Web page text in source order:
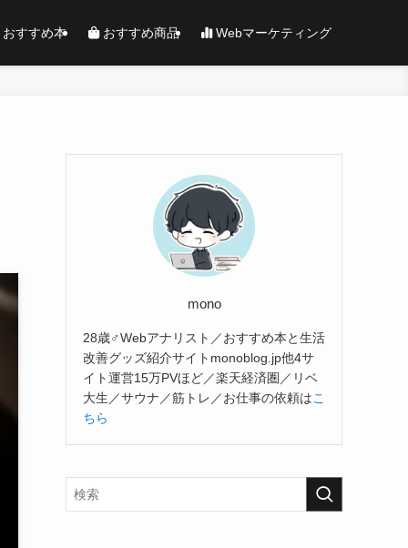
おすすめ本 おすすめ商品 Webマーケティング
mono
28歳♂Webアナリスト／おすすめ本と生活
改善グッズ紹介サイトmonoblog.jp他4サ
イト運営15万PVほど／楽天経済圏／リベ
大生／サウナ／筋トレ／お仕事の依頼はこ
ちら